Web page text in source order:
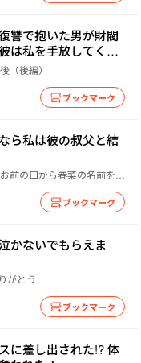
讐で抱いた男が財閥
は私を手放してくれ
（後編）
ブックマーク
ら私は彼の叔父と結
口から春菜の名前を聞きたくない
ブックマーク
かないでもらえま
がとう
ブックマーク
に差し出された!? 体